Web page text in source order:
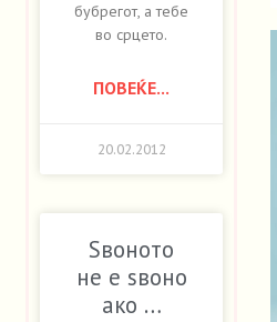
бубрегот, а тебе
во срцето.
ПОВЕЌЕ...
20.02.2012
Ѕвоното
не е ѕвоно
ако …